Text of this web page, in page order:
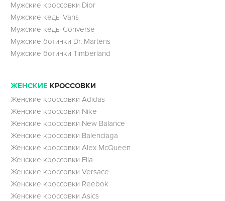
Мужские кроссовки Dior
Мужские кеды Vans
Мужские кеды Converse
Мужские ботинки Dr. Martens
Мужские ботинки Timberland
ЖЕНСКИЕ КРОССОВКИ
Женские кроссовки Adidas
Женские кроссовки Nike
Женские кроссовки New Balance
Женские кроссовки Balenciaga
Женские кроссовки Alex McQueen
Женские кроссовки Fila
Женские кроссовки Versace
Женские кроссовки Reebok
Женские кроссовки Asics